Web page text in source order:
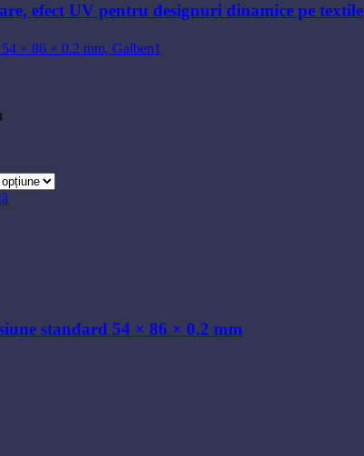
efect UV pentru designuri dinamice pe textile
54 × 86 × 0.2 mm
standard 54 × 86 × 0.2 mm